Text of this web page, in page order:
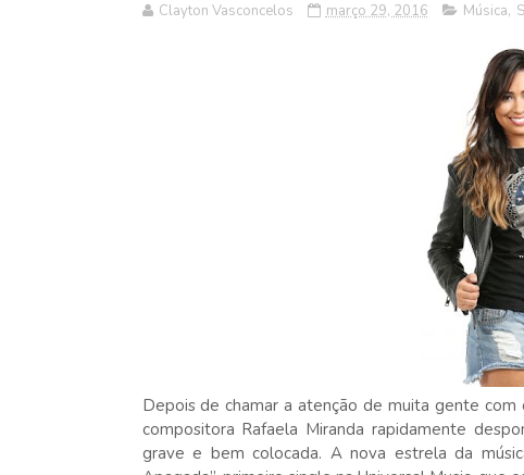
Clayton Vasconcelos março 29, 2016 Música,
Depois de chamar a atenção de muita gente com
compositora Rafaela Miranda rapidamente
grave e bem colocada. A nova estrela da